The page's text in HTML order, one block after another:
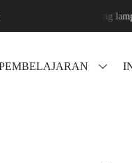
sari jati agung lampung